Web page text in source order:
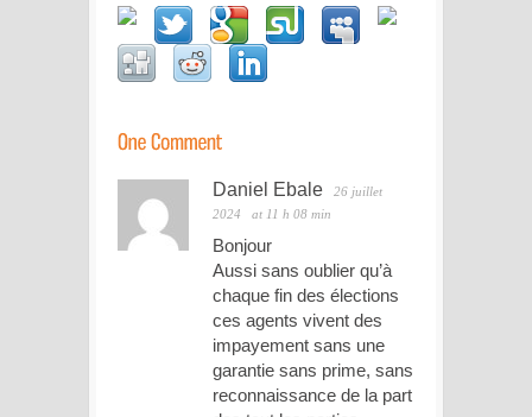
Daniel Ebale
26 juillet
2024
at 11 h 08 min
Bonjour
Aussi sans oublier qu’à
chaque fin des élections
ces agents vivent des
impayement sans une
garantie sans prime, sans
reconnaissance de la part